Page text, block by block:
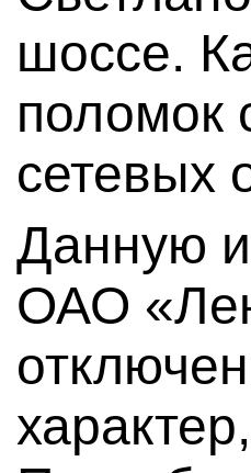
шоссе.
поломок
сетевых
Данную
ОАО